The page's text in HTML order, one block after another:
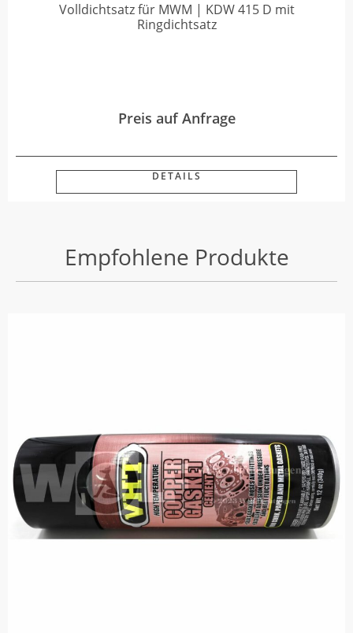
Volldichtsatz für MWM | KDW 415 D mit
Ringdichtsatz
Preis auf Anfrage
DETAILS
Empfohlene Produkte